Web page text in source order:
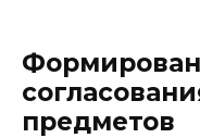
предметов